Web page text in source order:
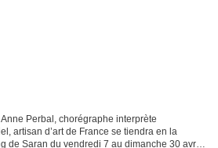
Perbal, chorégraphe interprète
artisan d’art de France se tiendra en la
de Saran du vendredi 7 au dimanche 30 avril